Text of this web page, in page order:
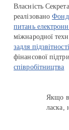
Власність
реалізовано
питань
міжнародної
задля
фінансової
співробітництва
Якщо
ласка,